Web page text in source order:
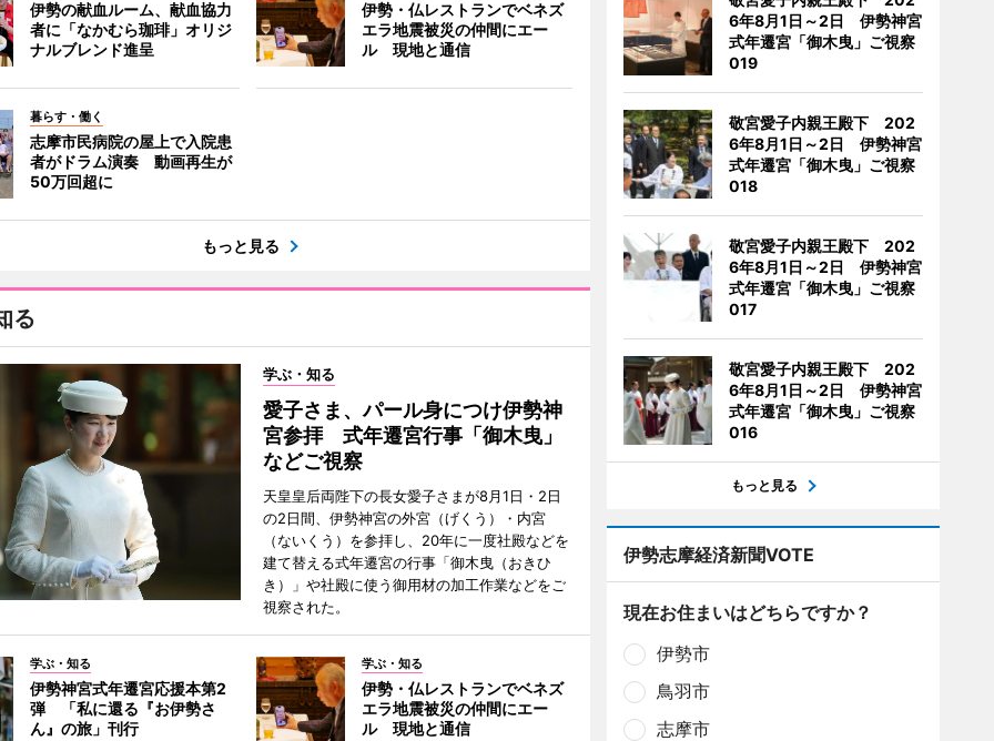
伊勢の献血ルーム、献血協力
者に「なかむら珈琲」オリジ
ナルブレンド進呈
伊勢・仏レストランでベネズ
エラ地震被災の仲間にエー
ル 現地と通信
暮らす・働く
志摩市民病院の屋上で入院患
者がドラム演奏 動画再生が
50万回超に
もっと見る
る
学ぶ・知る
愛子さま、パール身につけ伊勢神
宮参拝 式年遷宮行事「御木曳」
などご視察
天皇皇后両陛下の長女愛子さまが8月1日・2日
の2日間、伊勢神宮の外宮（げくう）・内宮
（ないくう）を参拝し、20年に一度社殿などを
建て替える式年遷宮の行事「御木曳（おきひ
き）」や社殿に使う御用材の加工作業などをご
視察された。
学ぶ・知る
伊勢神宮式年遷宮応援本第2
弾 「私に還る『お伊勢さ
ん』の旅」刊行
学ぶ・知る
伊勢・仏レストランでベネズ
エラ地震被災の仲間にエー
ル 現地と通信
6年8月1日～2日 伊勢神宮
式年遷宮「御木曳」ご視察
019
敬宮愛子内親王殿下 202
6年8月1日～2日 伊勢神宮
式年遷宮「御木曳」ご視察
018
敬宮愛子内親王殿下 202
6年8月1日～2日 伊勢神宮
式年遷宮「御木曳」ご視察
017
敬宮愛子内親王殿下 202
6年8月1日～2日 伊勢神宮
式年遷宮「御木曳」ご視察
016
もっと見る
伊勢志摩経済新聞VOTE
現在お住まいはどちらですか？
伊勢市
鳥羽市
志摩市